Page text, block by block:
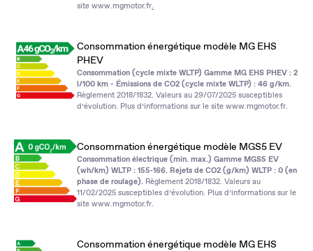
site www.mgmotor.fr.
Consommation énergétique modèle MG EHS
PHEV
Consommation (cycle mixte WLTP) Gamme MG EHS PHEV : 2
l/100 km - Émissions de CO2 (cycle mixte WLTP) : 46 g/km.
Règlement 2018/1832. Valeurs au 29/07/2025 susceptibles
d’évolution. Plus d’informations sur le site www.mgmotor.fr.
Consommation énergétique modèle MGS5 EV
Consommation électrique (min. max.) Gamme MGS5 EV
(wh/km) WLTP : 155‑166. Rejets de CO2 (g/km) WLTP : 0 (en
phase de roulage). Règlement 2018/1832. Valeurs au
11/02/2025 susceptibles d’évolution. Plus d’informations sur le
site www.mgmotor.fr.
Consommation énergétique modèle MG EHS